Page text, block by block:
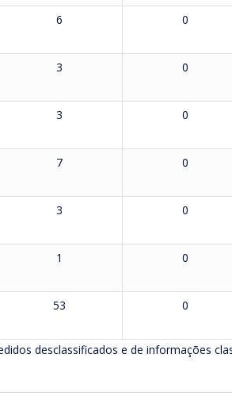
6 0
3 0
3 0
7 0
3 0
1 0
53 0
desclassificados e de informações